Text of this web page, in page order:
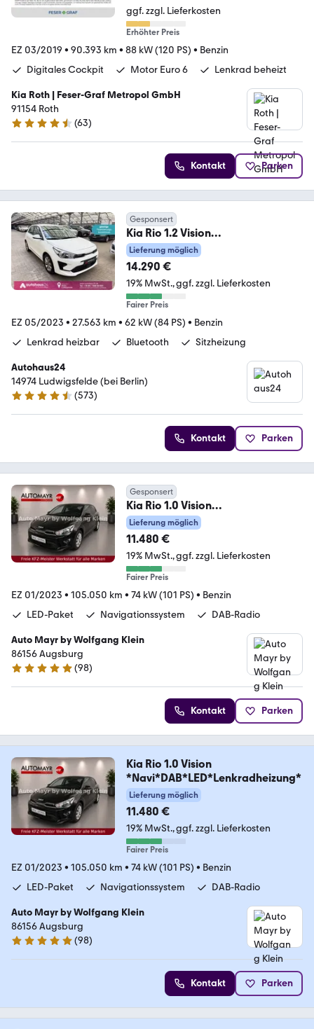
ggf. zzgl. Lieferkosten
Erhöhter Preis
EZ 03/2019 • 90.393 km • 88 kW (120 PS) • Benzin
Digitales Cockpit
Motor Euro 6 Lenkrad beheizt
Kia Roth | Feser-Graf Metropol GmbH
91154 Roth
4.6 Sterne
(63)
Kontakt Parken
Gesponsert
Kia Rio 1.2 Vision
Tempomat|PDC|Sitzhzg
Lieferung möglich
14.290 €
19% MwSt. ggf. zzgl. Lieferkosten
Fairer Preis
EZ 05/2023 • 27.563 km • 62 kW (84 PS) • Benzin
Lenkrad heizbar
Bluetooth Sitzheizung
Autohaus24
14974 Ludwigsfelde (bei Berlin)
4.3 Sterne
(573)
Kontakt Parken
Gesponsert
Kia Rio 1.0 Vision
*Navi*DAB*LED*Lenkradheizung*
Lieferung möglich
11.480 €
19% MwSt. ggf. zzgl. Lieferkosten
Fairer Preis
EZ 01/2023 • 105.050 km • 74 kW (101 PS) • Benzin
LED-Paket
Navigationssystem DAB-Radio
Auto Mayr by Wolfgang Klein
86156 Augsburg
4.9 Sterne
(98)
Kontakt Parken
Kia Rio 1.0 Vision
*Navi*DAB*LED*Lenkradheizung*
Lieferung möglich
11.480 €
19% MwSt. ggf. zzgl. Lieferkosten
Fairer Preis
EZ 01/2023 • 105.050 km • 74 kW (101 PS) • Benzin
LED-Paket
Navigationssystem DAB-Radio
Auto Mayr by Wolfgang Klein
86156 Augsburg
4.9 Sterne
(98)
Kontakt Parken